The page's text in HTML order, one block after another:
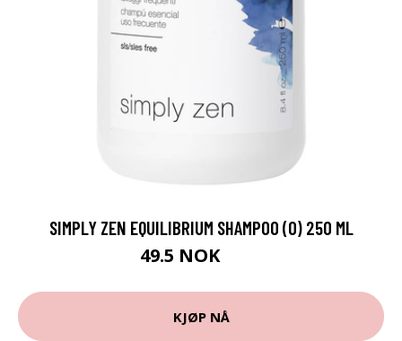
SIMPLY ZEN EQUILIBRIUM SHAMPOO (O) 250 ML
49.5 NOK
KJØP NÅ